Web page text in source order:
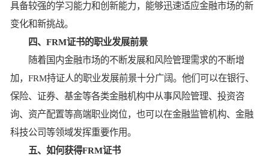
具备较强的学习能力和创新能力，能够迅速适应金融市场的新
变化和新挑战。
四、FRM证书的职业发展前景
随着国内金融市场的不断发展和风险管理需求的不断增
加，FRM持证人的职业发展前景十分广阔。他们可以在银行、
保险、证券、基金等各类金融机构中从事风险管理、投资咨
询、资产配置等高端职业岗位，也可以在金融监管机构、金融
科技公司等领域发挥重要作用。
五、如何获得FRM证书